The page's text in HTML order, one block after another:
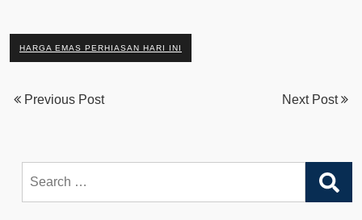
HARGA EMAS PERHIASAN HARI INI
Previous Post Next Post
for: